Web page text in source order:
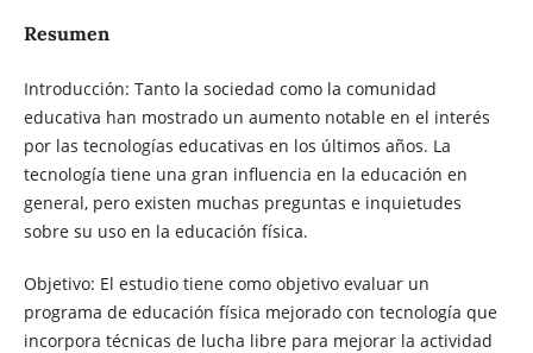
Resumen
Introducción: Tanto la sociedad como la comunidad
educativa han mostrado un aumento notable en el interés
por las tecnologías educativas en los últimos años. La
tecnología tiene una gran influencia en la educación en
general, pero existen muchas preguntas e inquietudes
sobre su uso en la educación física.
Objetivo: El estudio tiene como objetivo evaluar un
programa de educación física mejorado con tecnología que
incorpora técnicas de lucha libre para mejorar la actividad